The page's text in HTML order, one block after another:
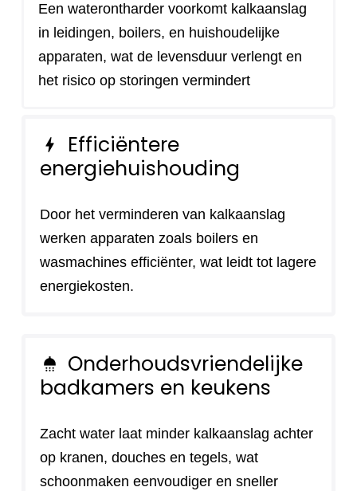
Een waterontharder voorkomt kalkaanslag
in leidingen, boilers, en huishoudelijke
apparaten, wat de levensduur verlengt en
het risico op storingen vermindert
bolt
Efficiëntere
energiehuishouding
Door het verminderen van kalkaanslag
werken apparaten zoals boilers en
wasmachines efficiënter, wat leidt tot lagere
energiekosten.
shower
Onderhoudsvriendelijke
badkamers en keukens
Zacht water laat minder kalkaanslag achter
op kranen, douches en tegels, wat
schoonmaken eenvoudiger en sneller